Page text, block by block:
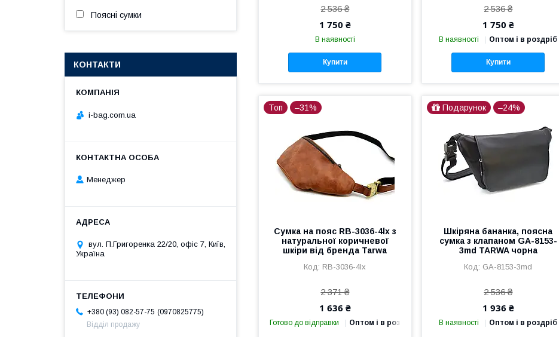
2 536 ₴
1 750 ₴
В наявності
Купити
2 536 ₴
1 750 ₴
В наявності Оптом і в роздріб
Купити
Топ –31%
Сумка на пояс RB-3036-4lx з
натуральної коричневої
шкіри від бренда Tarwa
RB-3036-4lx
2 371 ₴
1 636 ₴
Готово до відправки Оптом і в роздріб
Подарунок –24%
Шкіряна бананка, поясна
сумка з клапаном GA-8153-
3md TARWA чорна
GA-8153-3md
2 536 ₴
1 936 ₴
В наявності Оптом і в роздріб
Поясні сумки
КОНТАКТИ
i-bag.com.ua
Менеджер
вул. П.Григоренка 22/20, офіс 7, Київ,
Україна
+380 (93) 082-57-75
0970825775
Відділ продажу